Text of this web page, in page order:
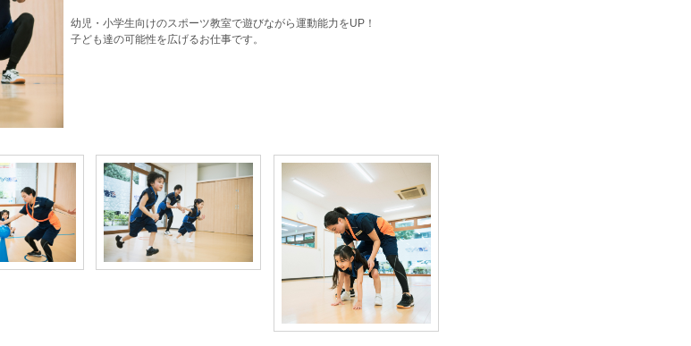
幼児・小学生向けのスポーツ教室で遊びながら運動能力をUP！
子ども達の可能性を広げるお仕事です。